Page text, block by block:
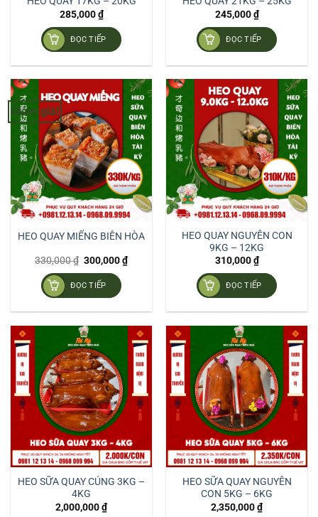
285,000₫
ĐỌC TIẾP
245,000₫
ĐỌC TIẾP
Giảm giá!
HEO QUAY MIẾNG BIÊN HÒA
330,000₫ Giá
330,000 ₫.
300,000₫Giá
hiện
ĐỌC TIẾP
HEO QUAY NGUYÊN CON
9KG – 12KG
310,000₫
ĐỌC TIẾP
HEO SỮA QUAY CÚNG 3KG –
4KG
2,000,000₫
HEO SỮA QUAY NGUYÊN
CON 5KG – 6KG
2,350,000₫